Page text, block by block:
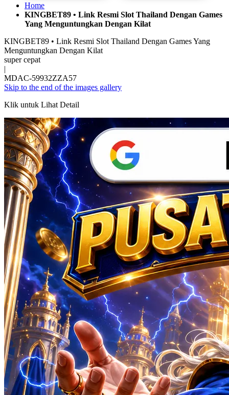
Home
KINGBET89 • Link Resmi Slot Thailand Dengan Games
Yang Menguntungkan Dengan Kilat
KINGBET89 • Link Resmi Slot Thailand Dengan Games Yang
Menguntungkan Dengan Kilat
super cepat
|
MDAC-59932ZZA57
Skip to the end of the images gallery
Klik untuk Lihat Detail